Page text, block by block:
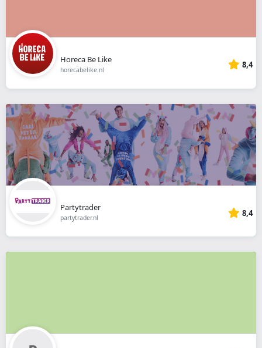
Horeca Be Like
horecabelike.nl 8,4
Partytrader
partytrader.nl 8,4